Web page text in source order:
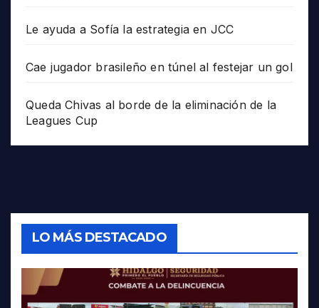
Le ayuda a Sofía la estrategia en JCC
Cae jugador brasileño en túnel al festejar un gol
Queda Chivas al borde de la eliminación de la
Leagues Cup
LO MÁS DESTACADO